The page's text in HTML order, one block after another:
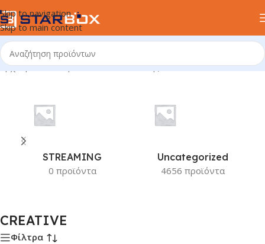
Skip to navigation
Skip to main content
Αρχική σελίδα/Προϊόν Κατασκευαστής/CREATIVE
STREAMING
0 προϊόντα
Uncategorized
4656 προϊόντα
CREATIVE
Φίλτρα